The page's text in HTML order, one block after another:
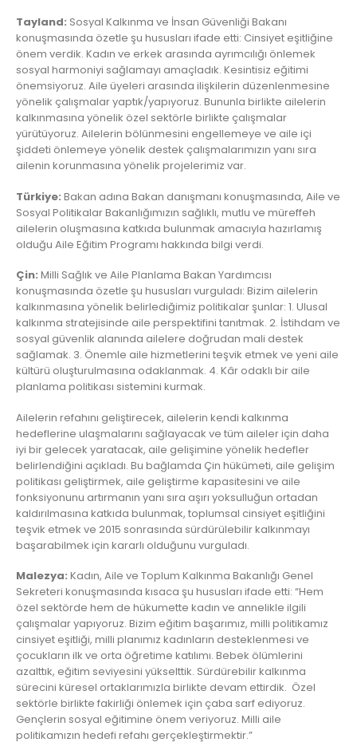
Tayland: Sosyal Kalkınma ve İnsan Güvenliği Bakanı
konuşmasında özetle şu hususları ifade etti: Cinsiyet eşitliğine
önem verdik. Kadın ve erkek arasında ayrımcılığı önlemek
sosyal harmoniyi sağlamayı amaçladık. Kesintisiz eğitimi
önemsiyoruz. Aile üyeleri arasında ilişkilerin düzenlenmesine
yönelik çalışmalar yaptık/yapıyoruz. Bununla birlikte ailelerin
kalkınmasına yönelik özel sektörle birlikte çalışmalar
yürütüyoruz. Ailelerin bölünmesini engellemeye ve aile içi
şiddeti önlemeye yönelik destek çalışmalarımızın yanı sıra
ailenin korunmasına yönelik projelerimiz var.
Türkiye: Bakan adına Bakan danışmanı konuşmasında, Aile ve
Sosyal Politikalar Bakanlığımızın sağlıklı, mutlu ve müreffeh
ailelerin oluşmasına katkıda bulunmak amacıyla hazırlamış
olduğu Aile Eğitim Programı hakkında bilgi verdi.
Çin: Milli Sağlık ve Aile Planlama Bakan Yardımcısı
konuşmasında özetle şu hususları vurguladı: Bizim ailelerin
kalkınmasına yönelik belirlediğimiz politikalar şunlar: 1. Ulusal
kalkınma stratejisinde aile perspektifini tanıtmak. 2. İstihdam ve
sosyal güvenlik alanında ailelere doğrudan mali destek
sağlamak. 3. Önemle aile hizmetlerini teşvik etmek ve yeni aile
kültürü oluşturulmasına odaklanmak. 4. Kâr odaklı bir aile
planlama politikası sistemini kurmak.
Ailelerin refahını geliştirecek, ailelerin kendi kalkınma
hedeflerine ulaşmalarını sağlayacak ve tüm aileler için daha
iyi bir gelecek yaratacak, aile gelişimine yönelik hedefler
belirlendiğini açıkladı. Bu bağlamda Çin hükümeti, aile gelişim
politikası geliştirmek, aile geliştirme kapasitesini ve aile
fonksiyonunu artırmanın yanı sıra aşırı yoksulluğun ortadan
kaldırılmasına katkıda bulunmak, toplumsal cinsiyet eşitliğini
teşvik etmek ve 2015 sonrasında sürdürülebilir kalkınmayı
başarabilmek için kararlı olduğunu vurguladı.
Malezya: Kadın, Aile ve Toplum Kalkınma Bakanlığı Genel
Sekreteri konuşmasında kısaca şu hususları ifade etti: “Hem
özel sektörde hem de hükumette kadın ve annelikle ilgili
çalışmalar yapıyoruz. Bizim eğitim başarımız, milli politikamız
cinsiyet eşitliği, milli planımız kadınların desteklenmesi ve
çocukların ilk ve orta öğretime katılımı. Bebek ölümlerini
azalttık, eğitim seviyesini yükselttik. Sürdürebilir kalkınma
sürecini küresel ortaklarımızla birlikte devam ettirdik. Özel
sektörle birlikte fakirliği önlemek için çaba sarf ediyoruz.
Gençlerin sosyal eğitimine önem veriyoruz. Milli aile
politikamızın hedefi refahı gerçekleştirmektir.”